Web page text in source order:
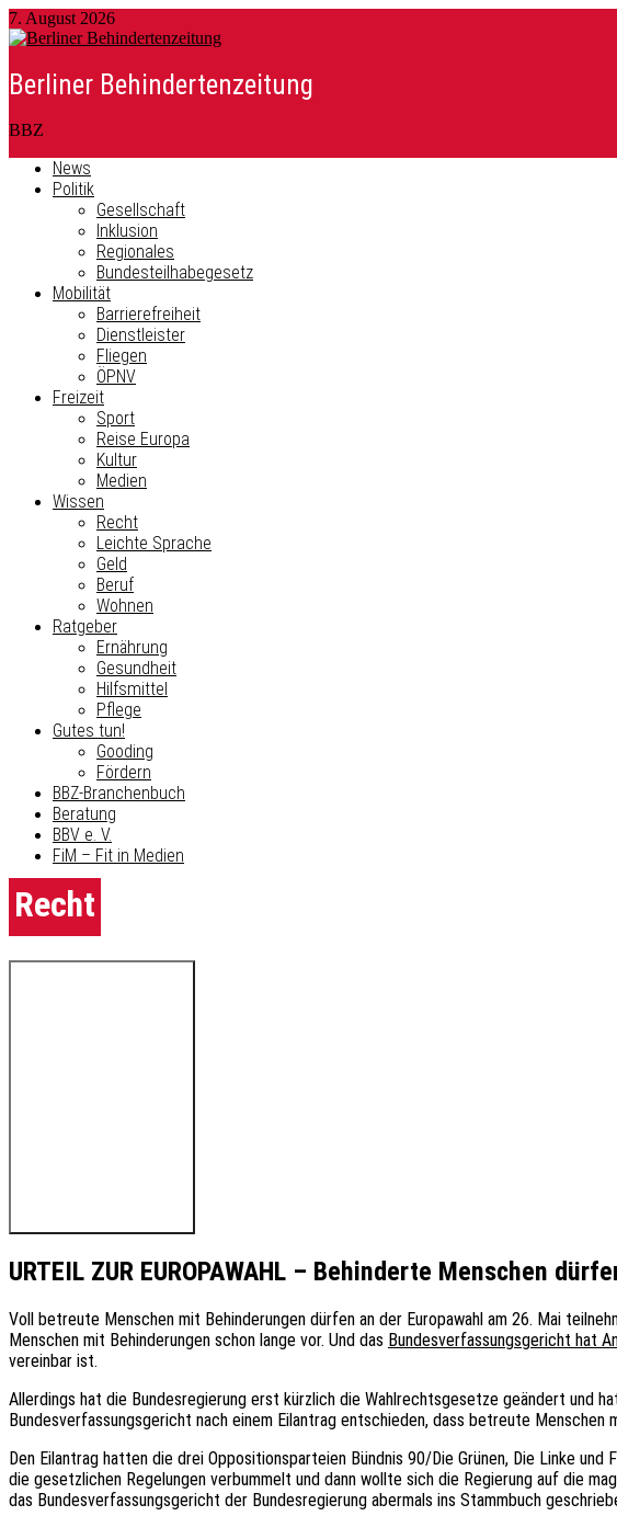
7. August 2026
Berliner Behindertenzeitung
BBZ
News
Politik
Gesellschaft
Inklusion
Regionales
Bundesteilhabegesetz
Mobilität
Barrierefreiheit
Dienstleister
Fliegen
ÖPNV
Freizeit
Sport
Reise Europa
Kultur
Medien
Wissen
Recht
Leichte Sprache
Geld
Beruf
Wohnen
Ratgeber
Ernährung
Gesundheit
Hilfsmittel
Pflege
Gutes tun!
Gooding
Fördern
BBZ-Branchenbuch
Beratung
BBV e. V.
FiM – Fit in Medien
Recht
URTEIL ZUR EUROPAWAHL – Behinderte Menschen
Voll betreute Menschen mit Behinderungen dürfen an der Europawahl am 26. Mai
Menschen mit Behinderungen schon lange vor. Und das Bundesverfassungsgericht hat
vereinbar ist.
Allerdings hat die Bundesregierung erst kürzlich die Wahlrechtsgesetze geändert und
Bundesverfassungsgericht nach einem Eilantrag entschieden, dass betreute
Den Eilantrag hatten die drei Oppositionsparteien Bündnis 90/Die Grünen, Die Linke
die gesetzlichen Regelungen verbummelt und dann wollte sich die Regierung auf die
das Bundesverfassungsgericht der Bundesregierung abermals ins Stammbuch